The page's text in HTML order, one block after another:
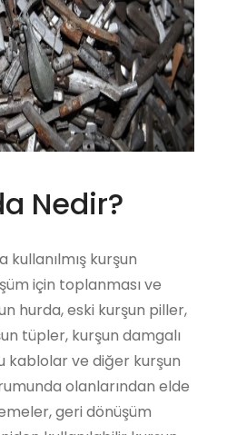
Nedir?
kullanılmış kurşun
için toplanması ve
hurda, eski kurşun piller,
tüpler, kurşun damgalı
kablolar ve diğer kurşun
olanlarından elde
geri dönüşüm